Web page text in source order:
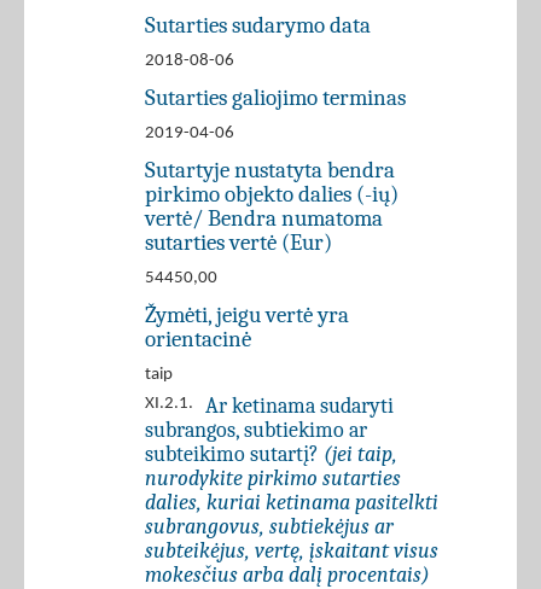
Sutarties sudarymo data
2018-08-06
Sutarties galiojimo terminas
2019-04-06
Sutartyje nustatyta bendra
pirkimo objekto dalies (-ių)
vertė/ Bendra numatoma
sutarties vertė (Eur)
54450,00
Žymėti, jeigu vertė yra
orientacinė
taip
XI.2.1.
Ar ketinama sudaryti
subrangos, subtiekimo ar
subteikimo sutartį? (jei taip,
nurodykite pirkimo sutarties
dalies, kuriai ketinama pasitelkti
subrangovus, subtiekėjus ar
subteikėjus, vertę, įskaitant visus
mokesčius arba dalį procentais)